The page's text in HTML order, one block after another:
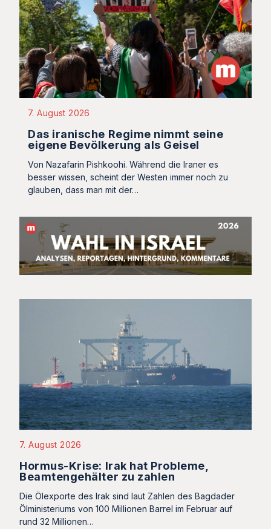
7. August 2026
Das iranische Regime nimmt seine
eigene Bevölkerung als Geisel
Von Nazafarin Pishkoohi. Während die Iraner es
besser wissen, scheint der Westen immer noch zu
glauben, dass man mit der…
7. August 2026
Hormus-Krise: Irak hat Probleme,
Beamtengehälter zu zahlen
Die Ölexporte des Irak sind laut Zahlen des Bagdader
Ölministeriums von 100 Millionen Barrel im Februar auf
rund 32 Millionen…